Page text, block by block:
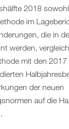
2018
im
die in
werden,
mit den
der neuen
auf die